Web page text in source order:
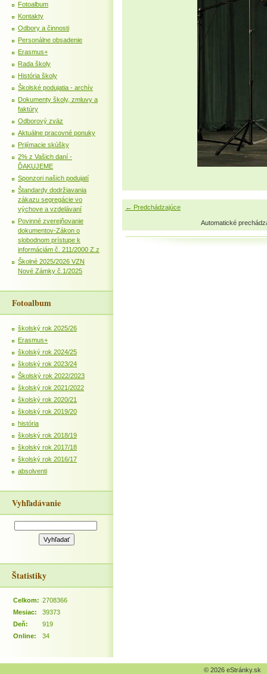
← Predchádzajúce
Automatické
Fotoalbum
Kontakty
Odbory a činnosti
Personálne obsadenie
Erasmus+
Rada školy
História školy
Školské podujatia - archív
Dokumenty školy, zmluvy a
faktúry
Odborový zväz
Aktuálne pracovné ponuky
Prijímacie skúšky
2% z Vašich daní -
ĎAKUJEME
Sponzori našich podujatí
Štandardy dodržiavania
zákazu segregácie vo
výchove a vzdelávaní
Povinné zverejňovanie
dokumentov-Zákon o
slobodnom prístupe k
informáciám č. 211/2000 Z.z
Školné 2025/2026 VZN
Nové Zámky č.1/2025
Fotoalbum
školský rok 2025/26
Erasmus+
školský rok 2024/25
školský rok 2023/24
Školský rok 2022/2023
školský rok 2021/2022
školský rok 2020/21
školský rok 2019/20
história
školský rok 2018/19
školský rok 2017/18
školský rok 2016/17
absolventi
Vyhľadávanie
Štatistiky
Online: 34
Celkom: 2708366
Mesiac:
39373
Deň:
919
© 2026 eStránky.sk